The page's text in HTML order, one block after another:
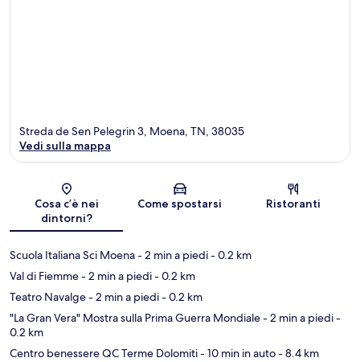
Mappa
Streda de Sen Pelegrin 3, Moena, TN, 38035
Vedi sulla mappa
Cosa c’è nei
dintorni?
Come spostarsi Ristoranti
Scuola Italiana Sci Moena- 2 min a piedi- 0.2 km
Val di Fiemme- 2 min a piedi- 0.2 km
Teatro Navalge- 2 min a piedi- 0.2 km
"La Gran Vera" Mostra sulla Prima Guerra Mondiale- 2 min a piedi-
0.2 km
Centro benessere QC Terme Dolomiti- 10 min in auto- 8.4 km